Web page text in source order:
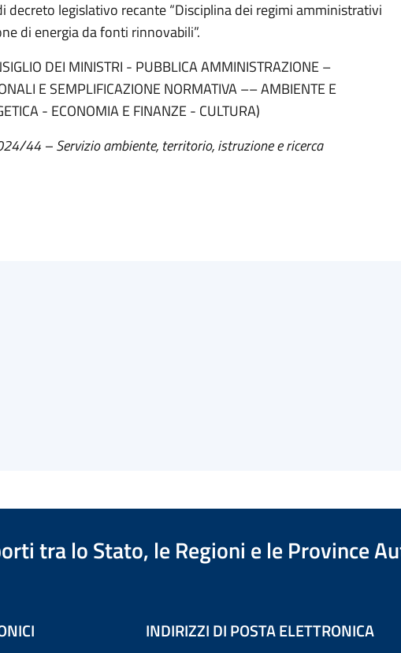
decreto legislativo recante “Disciplina dei regimi amministrativi
di energia da fonti rinnovabili”.
DEI MINISTRI - PUBBLICA AMMINISTRAZIONE –
E SEMPLIFICAZIONE NORMATIVA –– AMBIENTE E
- ECONOMIA E FINANZE - CULTURA)
44 – Servizio ambiente, territorio, istruzione e ricerca
tra lo Stato, le Regioni e le Province
INDIRIZZI DI POSTA ELETTRONICA